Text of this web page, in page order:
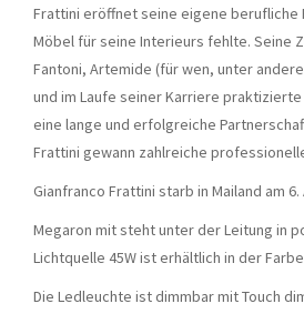
Frattini eröffnet seine eigene berufliche
Möbel für seine Interieurs fehlte. Seine
Fantoni, Artemide (für wen, unter
und im Laufe seiner Karriere
eine lange und erfolgreiche
Frattini gewann zahlreiche
Gianfranco Frattini starb in Mailand am 6.
Megaron mit steht unter der Leitung in
Lichtquelle 45W ist erhältlich in der
Die Ledleuchte ist dimmbar mit Touch